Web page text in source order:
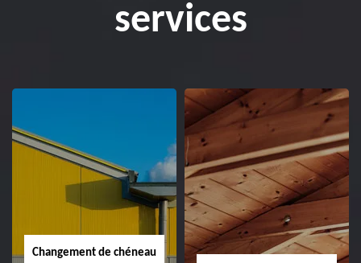
services
Changement de chéneau